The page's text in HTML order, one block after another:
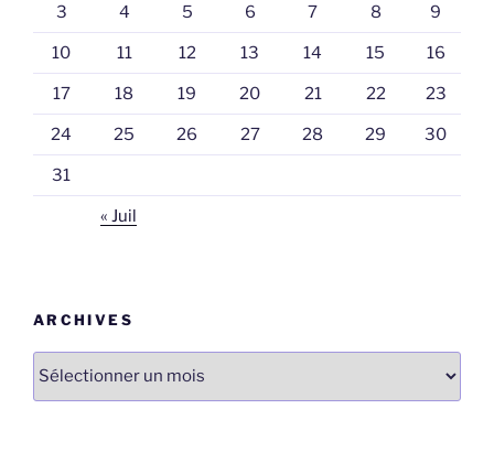
3 4 5 6 7 8 9
10 11 12 13 14 15 16
17 18 19 20 21 22 23
24 25 26 27 28 29 30
31
« Juil
ARCHIVES
Archives